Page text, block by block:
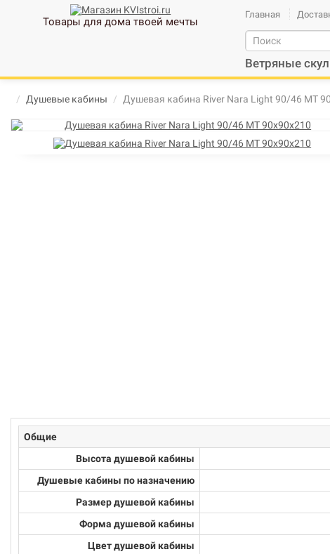
Товары для дома твоей мечты
Главная
Ветряные
Душевые кабины Душевая кабина River Nara Light 90/46 МТ
Общие
Высота душевой кабины
Душевые кабины по назначению
Размер душевой кабины
Форма душевой кабины
Цвет душевой кабины